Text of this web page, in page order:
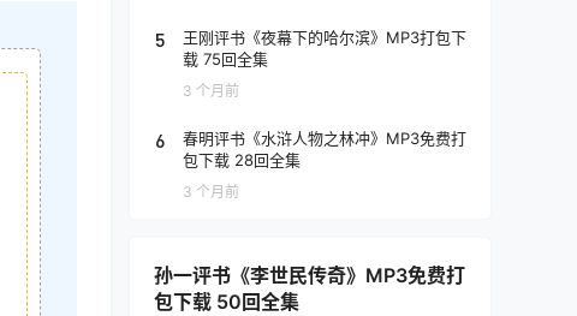
5
王刚评书《夜幕下的哈尔滨》MP3打包下
载 75回全集
3 个月前
6
春明评书《水浒人物之林冲》MP3免费打
包下载 28回全集
3 个月前
孙一评书《李世民传奇》MP3免费打
包下载 50回全集